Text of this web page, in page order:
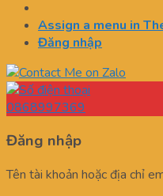
Assign a menu in
Đăng nhập
0868997369
Đăng nhập
Tên tài khoản hoặc địa chỉ